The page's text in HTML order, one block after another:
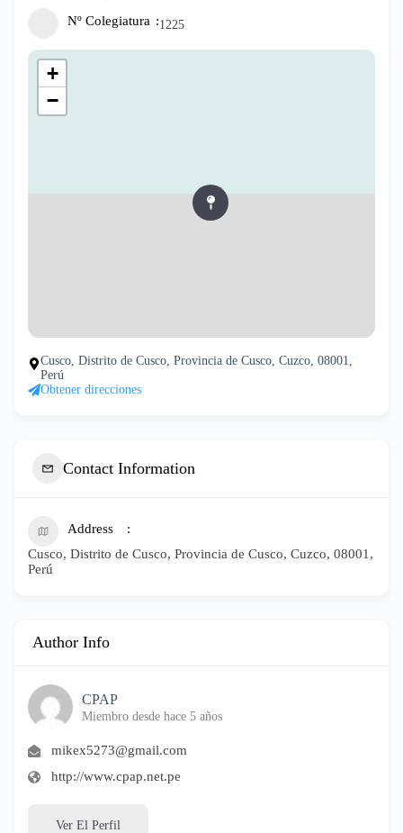
Nº Colegiatura 1225
+
−
Cusco, Distrito de Cusco, Provincia de Cusco, Cuzco, 08001,
Perú
Obtener direcciones
Contact Information
Address
Cusco, Distrito de Cusco, Provincia de Cusco, Cuzco, 08001,
Perú
Author Info
CPAP
Miembro desde hace 5 años
mikex5273@gmail.com
http://www.cpap.net.pe
Ver El Perfil